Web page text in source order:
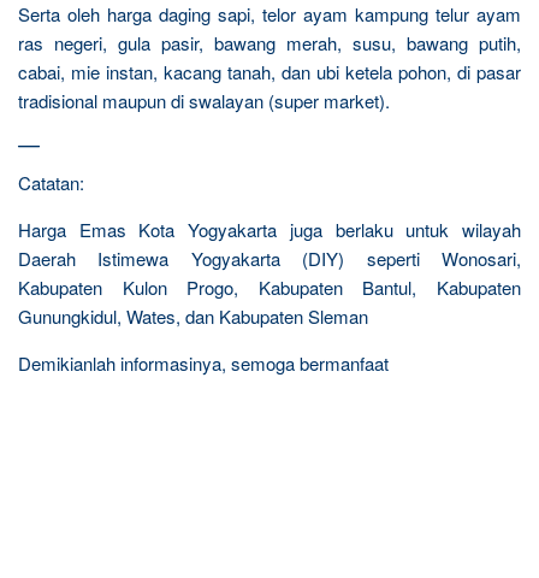
Serta oleh harga daging sapi, telor ayam kampung telur ayam
ras negeri, gula pasir, bawang merah, susu, bawang putih,
cabai, mie instan, kacang tanah, dan ubi ketela pohon, di pasar
tradisional maupun di swalayan (super market).
—
Catatan:
Harga Emas Kota Yogyakarta juga berlaku untuk wilayah
Daerah Istimewa Yogyakarta (DIY) seperti Wonosari,
Kabupaten Kulon Progo, Kabupaten Bantul, Kabupaten
Gunungkidul, Wates, dan Kabupaten Sleman
Demikianlah informasinya, semoga bermanfaat